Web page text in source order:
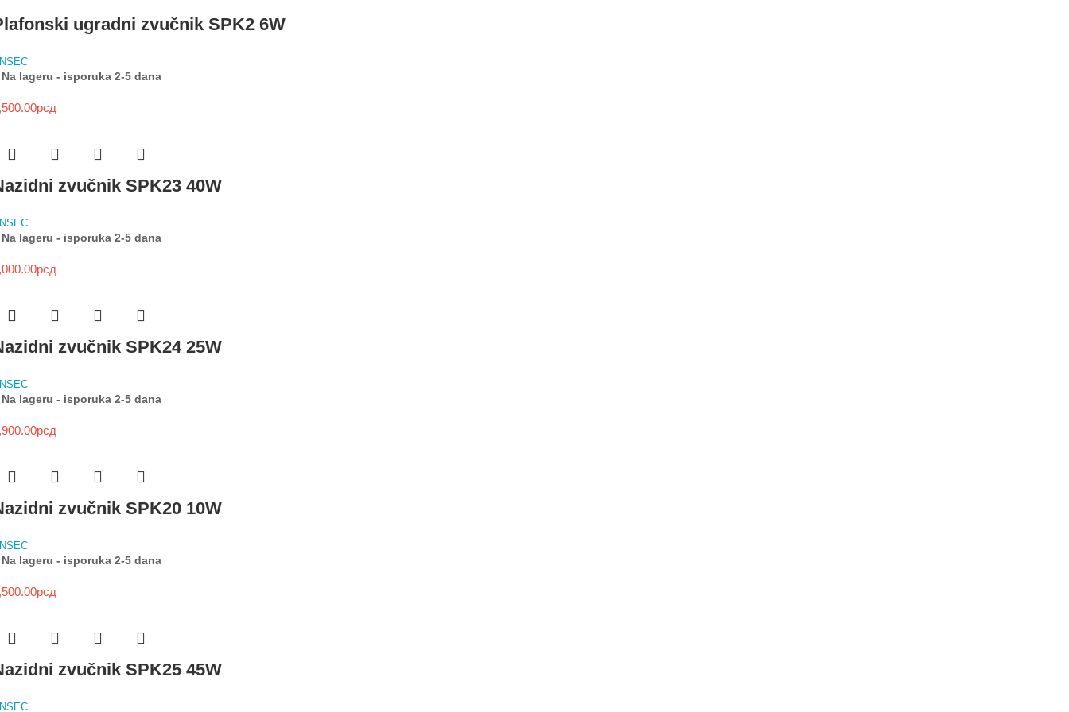
ugradni zvučnik SPK2 6W
Na lageru - isporuka 2-5 dana
рсд
zvučnik SPK23 40W
Na lageru - isporuka 2-5 dana
рсд
zvučnik SPK24 25W
Na lageru - isporuka 2-5 dana
рсд
zvučnik SPK20 10W
Na lageru - isporuka 2-5 dana
рсд
zvučnik SPK25 45W